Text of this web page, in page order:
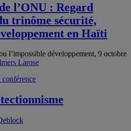
l’ONU : Regard
trinôme sécurité,
en Haïti
l’impossible développement, 9 octobre
Larose
conférence